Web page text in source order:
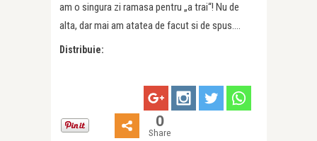
am o singura zi ramasa pentru „a trai“! Nu de
alta, dar mai am atatea de facut si de spus….
Distribuie:
0
Share